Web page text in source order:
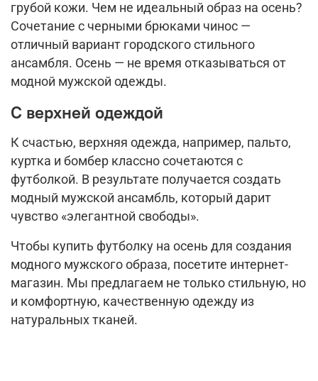
грубой кожи. Чем не идеальный образ на осень?
Сочетание с черными брюками чинос —
отличный вариант городского стильного
ансамбля. Осень — не время отказываться от
модной мужской одежды.
С верхней одеждой
К счастью, верхняя одежда, например, пальто,
куртка и бомбер классно сочетаются с
футболкой. В результате получается создать
модный мужской ансамбль, который дарит
чувство «элегантной свободы».
Чтобы купить футболку на осень для создания
модного мужского образа, посетите интернет-
магазин. Мы предлагаем не только стильную, но
и комфортную, качественную одежду из
натуральных тканей.